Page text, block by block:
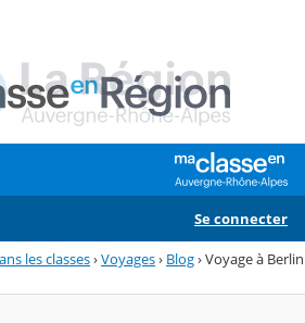
Se connecter
les classes›Voyages› Blog›Voyage à Berlin